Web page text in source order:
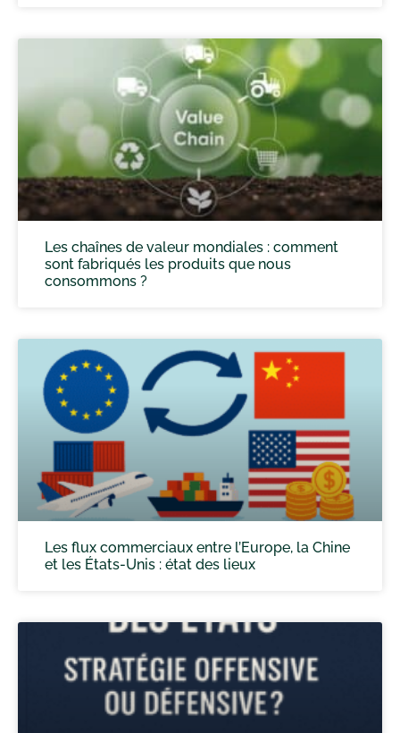
Les chaînes de valeur mondiales : comment
sont fabriqués les produits que nous
consommons ?
Les flux commerciaux entre l’Europe, la Chine
et les États-Unis : état des lieux